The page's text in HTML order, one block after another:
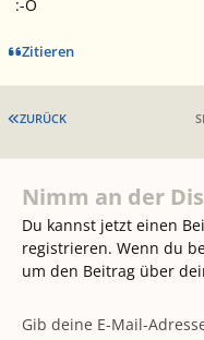
:-O
Zitieren
ERSTE SEITE
ZURÜCK
Nimm an der
Du kannst jetzt einen
registrieren. Wenn du
um den Beitrag über